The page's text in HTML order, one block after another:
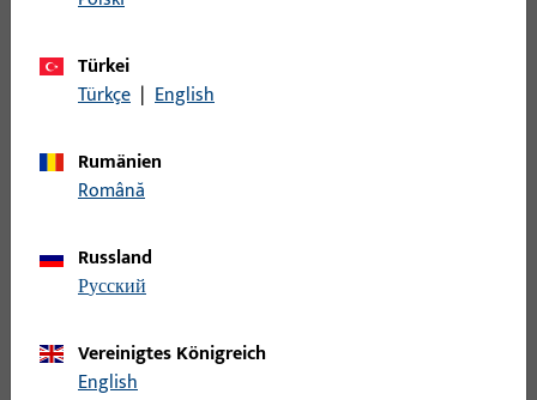
Feuerschutz
PDF (1MB)
0-49451-30-0-0 Leistungserklärung EN 12209
PDF (1MB)
Französisch, Spanisch,
Ungarisch
Türkei
Türkçe | English
Rumänien
Română
Russland
русский
Vereinigtes Königreich
English